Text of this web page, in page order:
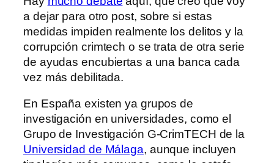
a dejar para otro post, sobre si estas
medidas impiden realmente los delitos y la
corrupción crimtech o se trata de otra serie
de ayudas encubiertas a una banca cada
vez más debilitada.
En España existen ya grupos de
investigación en universidades, como el
Grupo de Investigación G-CrimTECH de la
Universidad de Málaga, aunque incluyen